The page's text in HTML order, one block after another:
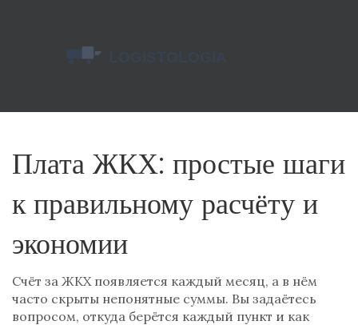
Плата ЖКХ: простые шаги
к правильному расчёту и
экономии
Счёт за ЖКХ появляется каждый месяц, а в нём
часто скрыты непонятные суммы. Вы задаётесь
вопросом, откуда берётся каждый пункт и как